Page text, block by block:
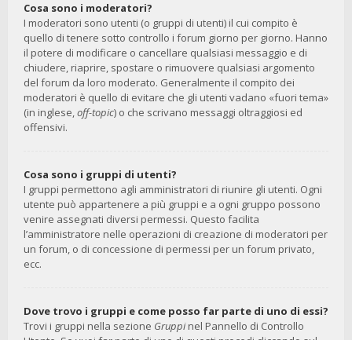
Cosa sono i moderatori?
I moderatori sono utenti (o gruppi di utenti) il cui compito è
quello di tenere sotto controllo i forum giorno per giorno. Hanno
il potere di modificare o cancellare qualsiasi messaggio e di
chiudere, riaprire, spostare o rimuovere qualsiasi argomento
del forum da loro moderato. Generalmente il compito dei
moderatori è quello di evitare che gli utenti vadano «fuori tema»
(in inglese,off-topic) o che scrivano messaggi oltraggiosi ed
offensivi.
Cosa sono i gruppi di utenti?
I gruppi permettono agli amministratori di riunire gli utenti. Ogni
utente può appartenere a più gruppi e a ogni gruppo possono
venire assegnati diversi permessi. Questo facilita
l’amministratore nelle operazioni di creazione di moderatori per
un forum, o di concessione di permessi per un forum privato,
ecc.
Dove trovo i gruppi e come posso far parte di uno di essi?
Trovi i gruppi nella sezione Gruppinel Pannello di Controllo